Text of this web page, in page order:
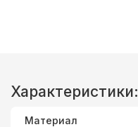
Характеристики:
Материал